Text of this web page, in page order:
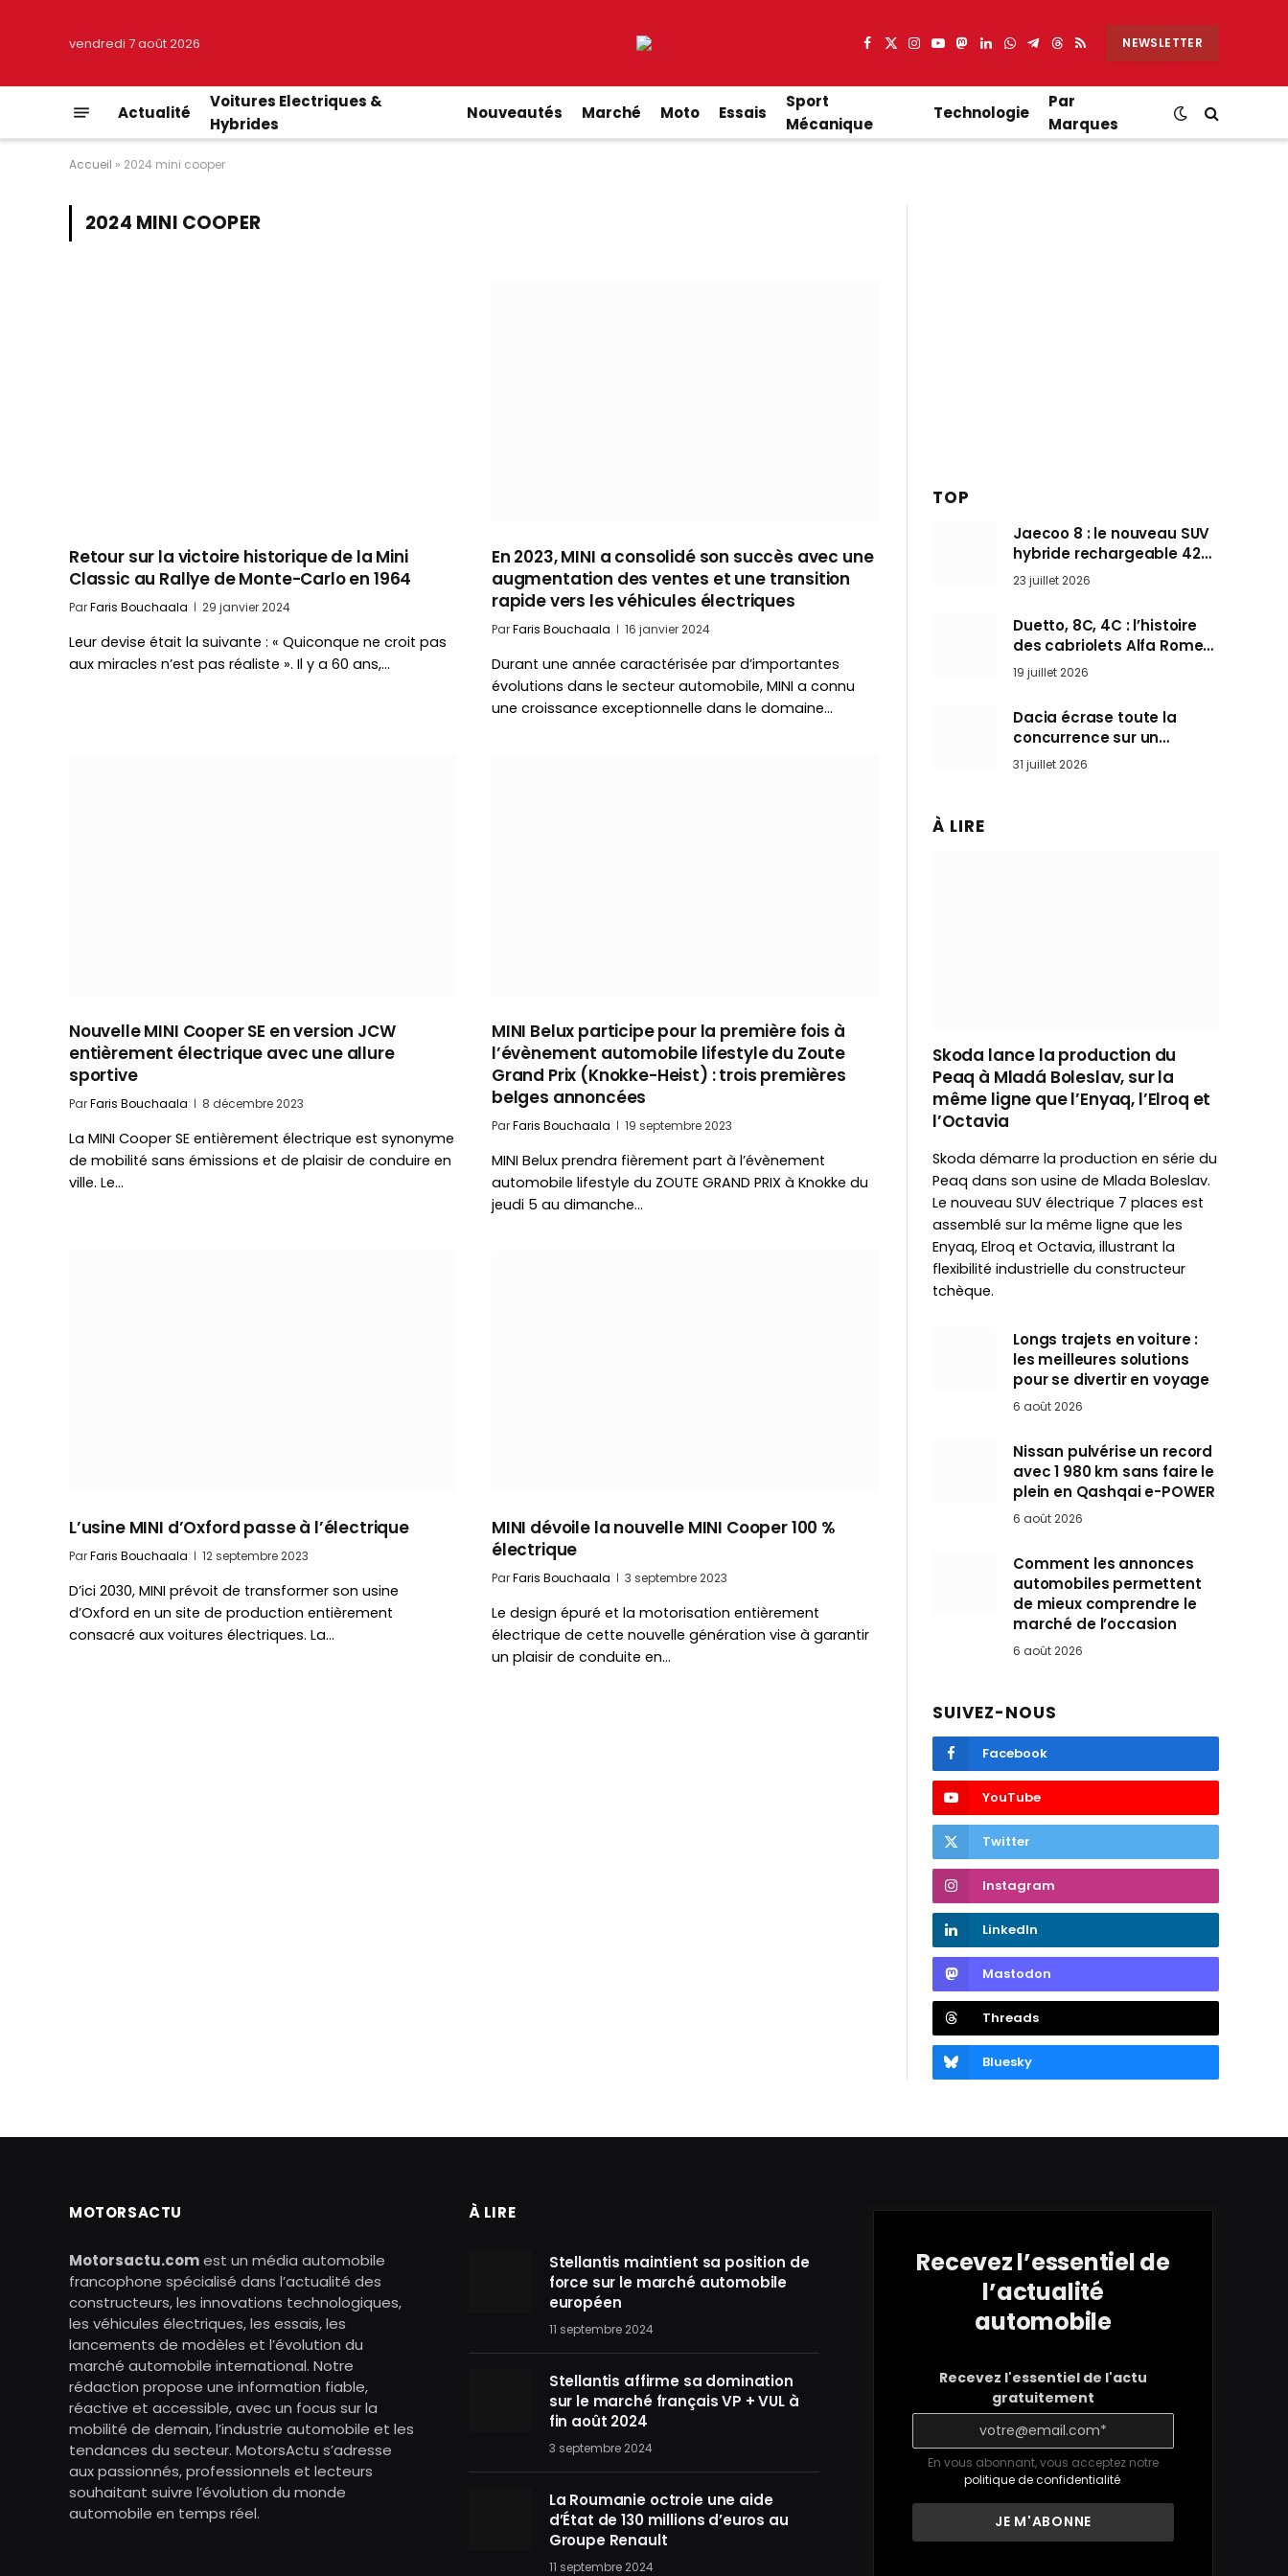
vendredi 7 août 2026 Facebook
X
Instagram
YouTube
Mastodon
LinkedIn
WhatsApp
Partager
Telegram
Threads
RSS NEWSLETTER
Actualité
Voitures Electriques &
Hybrides
Nouveautés Marché Moto Essais
Sport
Mécanique
Technologie
Par
Marques
Accueil » 2024 mini cooper
2024 MINI COOPER
Retour sur la victoire historique de la Mini
Classic au Rallye de Monte-Carlo en 1964
ParFaris Bouchaala 29 janvier 2024
Leur devise était la suivante : « Quiconque ne croit pas
aux miracles n’est pas réaliste ». Il y a 60 ans,…
En 2023, MINI a consolidé son succès avec une
augmentation des ventes et une transition
rapide vers les véhicules électriques
ParFaris Bouchaala 16 janvier 2024
Durant une année caractérisée par d’importantes
évolutions dans le secteur automobile, MINI a connu
une croissance exceptionnelle dans le domaine…
Nouvelle MINI Cooper SE en version JCW
entièrement électrique avec une allure
sportive
ParFaris Bouchaala 8 décembre 2023
La MINI Cooper SE entièrement électrique est synonyme
de mobilité sans émissions et de plaisir de conduire en
ville. Le…
MINI Belux participe pour la première fois à
l’évènement automobile lifestyle du Zoute
Grand Prix (Knokke-Heist) : trois premières
belges annoncées
ParFaris Bouchaala 19 septembre 2023
MINI Belux prendra fièrement part à l’évènement
automobile lifestyle du ZOUTE GRAND PRIX à Knokke du
jeudi 5 au dimanche…
L’usine MINI d’Oxford passe à l’électrique
ParFaris Bouchaala 12 septembre 2023
D’ici 2030, MINI prévoit de transformer son usine
d’Oxford en un site de production entièrement
consacré aux voitures électriques. La…
MINI dévoile la nouvelle MINI Cooper 100 %
électrique
ParFaris Bouchaala 3 septembre 2023
Le design épuré et la motorisation entièrement
électrique de cette nouvelle génération vise à garantir
un plaisir de conduite en…
TOP
Jaecoo 8 : le nouveau SUV
hybride rechargeable 428
ch qui vise l’Audi Q7 arrive
en Europe cet automne
23 juillet 2026
Duetto, 8C, 4C : l’histoire
des cabriolets Alfa Romeo,
ces Spider qui ont défini
l’art de rouler cheveux au
vent
19 juillet 2026
Dacia écrase toute la
concurrence sur un
marché où personne ne
l’attendait
31 juillet 2026
À LIRE
Skoda lance la production du
Peaq à Mladá Boleslav, sur la
même ligne que l’Enyaq, l’Elroq et
l’Octavia
Skoda démarre la production en série du
Peaq dans son usine de Mlada Boleslav.
Le nouveau SUV électrique 7 places est
assemblé sur la même ligne que les
Enyaq, Elroq et Octavia, illustrant la
flexibilité industrielle du constructeur
tchèque.
Longs trajets en voiture :
les meilleures solutions
pour se divertir en voyage
6 août 2026
Nissan pulvérise un record
avec 1 980 km sans faire le
plein en Qashqai e-POWER
6 août 2026
Comment les annonces
automobiles permettent
de mieux comprendre le
marché de l’occasion
6 août 2026
SUIVEZ-NOUS
Facebook
YouTube
Twitter
Instagram
LinkedIn
Mastodon
Threads
Bluesky
MOTORSACTU
Motorsactu.comest un média automobile
francophone spécialisé dans l’actualité des
constructeurs, les innovations technologiques,
les véhicules électriques, les essais, les
lancements de modèles et l’évolution du
marché automobile international. Notre
rédaction propose une information fiable,
réactive et accessible, avec un focus sur la
mobilité de demain, l’industrie automobile et les
tendances du secteur. MotorsActu s’adresse
aux passionnés, professionnels et lecteurs
souhaitant suivre l’évolution du monde
automobile en temps réel.
À LIRE
Stellantis maintient sa position de
force sur le marché automobile
européen
11 septembre 2024
Stellantis affirme sa domination
sur le marché français VP + VUL à
fin août 2024
3 septembre 2024
La Roumanie octroie une aide
d’État de 130 millions d’euros au
Groupe Renault
11 septembre 2024
Recevez l’essentiel de
l’actualité
automobile
Recevez l'essentiel de l'actu
gratuitement
En vous abonnant, vous acceptez notre
politique de confidentialité.